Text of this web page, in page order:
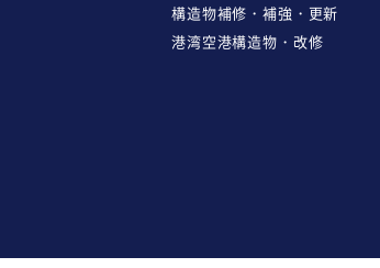
構造物補修・補強・更新
港湾空港構造物・改修